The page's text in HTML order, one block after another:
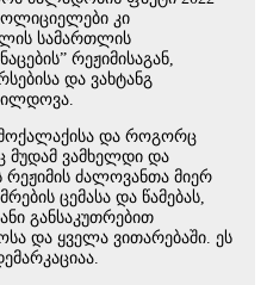
კი
სამართლის
რეჟიმისაგან,
და ვახტანგ
და როგორც
მუდამ ვამხელდი და
ძალოვანთა მიერ
ცემასა და წამებას,
განსაკუთრებით
და ყველა ვითარებაში. ეს